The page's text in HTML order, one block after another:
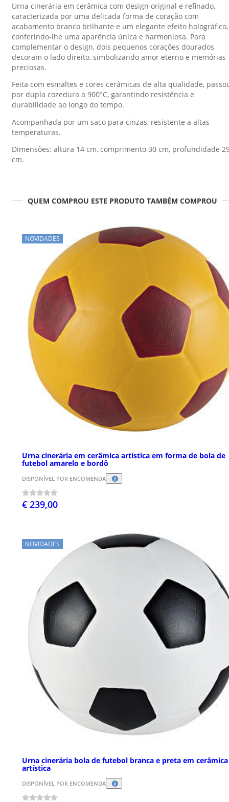
Urna cinerária em cerâmica com design original e refinado,
caracterizada por uma delicada forma de coração com
acabamento branco brilhante e um elegante efeito holográfico,
conferindo-lhe uma aparência única e harmoniosa. Para
complementar o design, dois pequenos corações dourados
decoram o lado direito, simbolizando amor eterno e memórias
preciosas.
Feita com esmaltes e cores cerâmicas de alta qualidade,
por dupla cozedura a 900°C, garantindo resistência e
durabilidade ao longo do tempo.
Acompanhada por um saco para cinzas, resistente a altas
temperaturas.
Dimensões: altura 14 cm, comprimento 30 cm, profundidade
cm.
QUEM COMPROU ESTE PRODUTO TAMBÉM COMPROU
NOVIDADES
Urna cinerária em cerâmica artística em forma de bola de
futebol amarelo e bordô
DISPONÍVEL POR ENCOMENDA
€ 239,00
NOVIDADES
Urna cinerária bola de futebol branca e preta em cerâmica
artística
DISPONÍVEL POR ENCOMENDA